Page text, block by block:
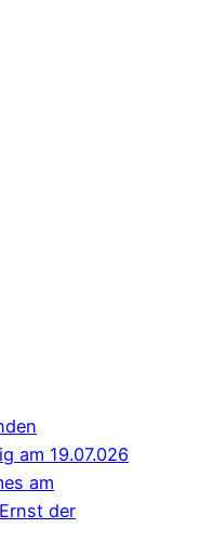
am 19.07.026
am
der